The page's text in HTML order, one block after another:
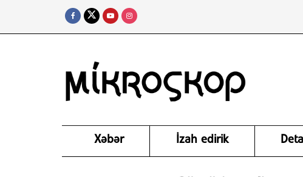
Xəbər İzah edirik